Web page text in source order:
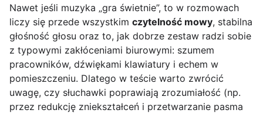
Nawet jeśli muzyka „gra świetnie”, to w rozmowach
liczy się przede wszystkim czytelność mowy, stabilna
głośność głosu oraz to, jak dobrze zestaw radzi sobie
z typowymi zakłóceniami biurowymi: szumem
pracowników, dźwiękami klawiatury i echem w
pomieszczeniu. Dlatego w teście warto zwrócić
uwagę, czy słuchawki poprawiają zrozumiałość (np.
przez redukcję zniekształceń i przetwarzanie pasma